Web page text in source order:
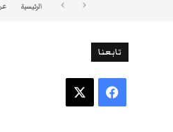
الرئيسية
تابعنا
فيسبوك